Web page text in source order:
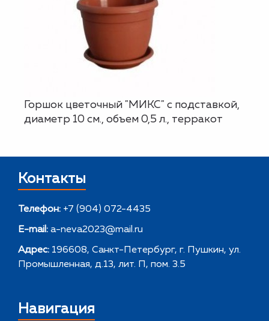
Горшок цветочный "МИКС" с подставкой,
диаметр 10 см., объем 0,5 л., терракот
Контакты
Телефон: +7 (904) 072-4435
E-mail: a-neva2023@mail.ru
Адрес: 196608, Санкт-Петербург, г. Пушкин, ул.
Промышленная, д.13, лит. П, пом. 3.5
Навигация